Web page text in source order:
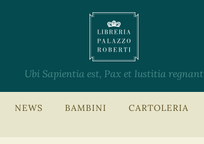
Ubi Sapientia est, Pax et Iustitia regnant
NEWS BAMBINI CARTOLERIA